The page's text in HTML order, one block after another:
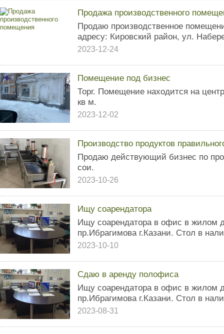
Продажа производственного
Продаю производственное
адресу: Кировский район, ул.
2023-12-24
Помещение под бизнес
Торг. Помещение находится на
кв м.
2023-12-02
Производство продуктов
Продаю действующий бизнес по
сои.
2023-10-26
Ищу соарендатора
Ищу соарендатора в офис в жилом
пр.Ибрагимова г.Казани. Стол в
2023-10-10
Сдаю в аренду полофиса
Ищу соарендатора в офис в жилом
пр.Ибрагимова г.Казани. Стол в
2023-08-31